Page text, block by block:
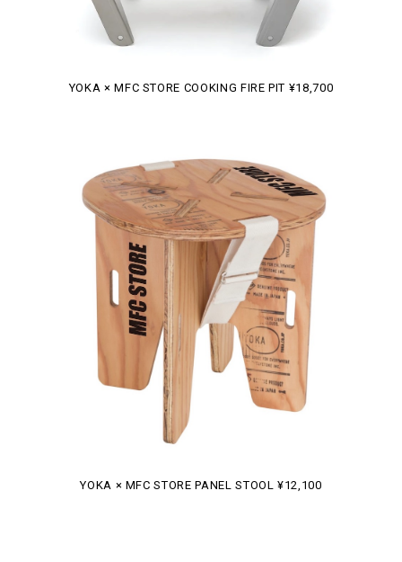
YOKA × MFC STORE COOKING FIRE PIT ¥18,700
YOKA × MFC STORE PANEL STOOL ¥12,100